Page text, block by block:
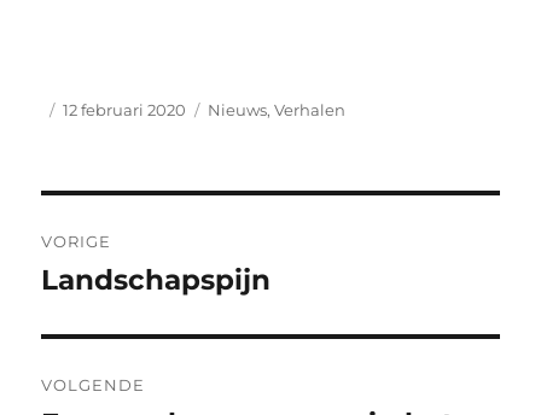
Auteur
Geplaatst
12 februari 2020 Categorieën
Nieuws,Verhalen
navigatie
VORIGE
Vorig
Landschapspijn
VOLGENDE